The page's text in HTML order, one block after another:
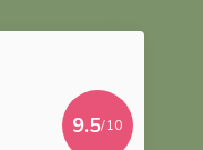
9.5/10